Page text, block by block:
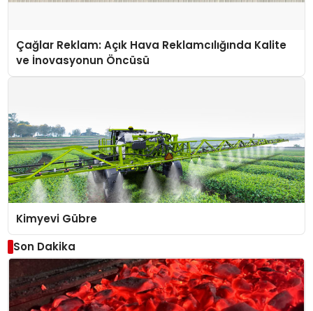
Çağlar Reklam: Açık Hava Reklamcılığında Kalite
ve İnovasyonun Öncüsü
Kimyevi Gübre
Son Dakika